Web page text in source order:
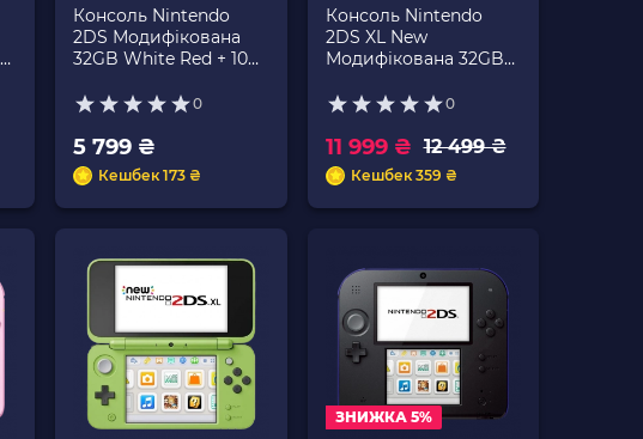
Консоль Nintendo
2DS Модифікована
32GB White Red + 10
0
5 799 ₴
Кешбек 173 ₴
Консоль Nintendo
2DS XL New
Модифікована 32GB
Вбудованих Ігор Б/У
0
12 499 ₴
11 999 ₴
Кешбек 359 ₴
ЗНИЖКА 5%